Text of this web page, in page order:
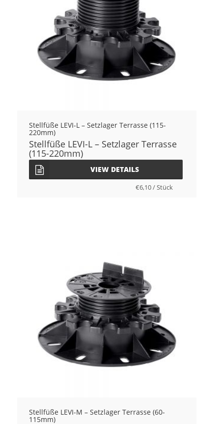
Stellfüße LEVI-L – Setzlager Terrasse (115-
220mm)
Stellfüße LEVI-L – Setzlager Terrasse
(115-220mm)
VIEW DETAILS
€6,10/Stück
Stellfüße LEVI-M – Setzlager Terrasse (60-
115mm)